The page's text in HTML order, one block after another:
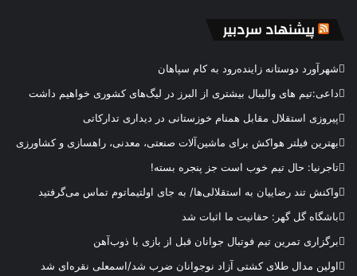
پیشنهاد سردبیر
شهرآورد دوستانه زاینده‌رود به کام سپاهان
داعی:تیم های والیبال بیشتری از البرز در لیگ‌های کشوری خواهیم داشت
پیروزی استقلال مقابل همنام خوزستانی در دیداری تدارکاتی
بهترین فیلتر هواکش برای ماشین‌آلات صنعتی، معدنی، راهسازی و کشاورزی
تاجرنیا: حال تیم خوب است جز پنجره بسته!
واکنش تند رضاییان به استقلالی‌ها/ به جای اولتیماتوم تماس می‌گرفتید
باشگاه گل گهر: حقانیت ما اثبات شد
برگزاری تمرین تیم فوتبال جوانان قبل از بازی با ذوب‌آهن
اولین مدال طلای کشتی آزاد نوجوانان ضرب شد/اسمعلی نقره‌ای شد